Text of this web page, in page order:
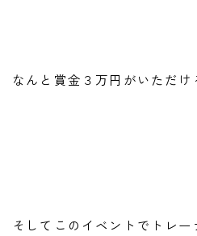
なんと賞金３万円がいただ
そしてこのイベントでトレ